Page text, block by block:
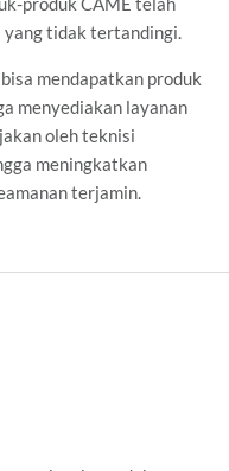
yang tidak tertandingi.
mendapatkan produk
menyediakan layanan
oleh teknisi
meningkatkan
terjamin.